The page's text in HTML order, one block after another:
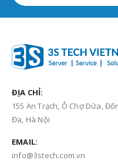
ĐỊA CHỈ:
155 An Trạch, Ô Chợ Dừa,
Đa, Hà Nội
EMAIL:
info@3stech.com.vn